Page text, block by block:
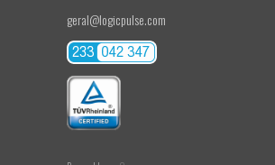
geral@logicpulse.com